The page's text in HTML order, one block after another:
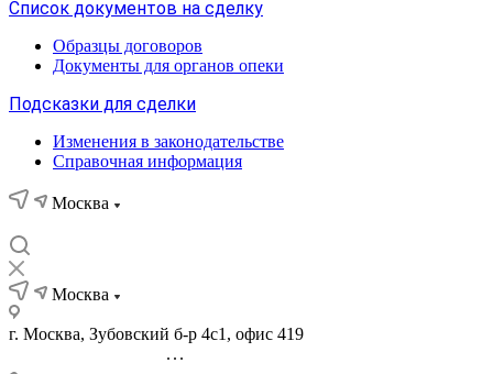
Список документов на сделку
Образцы договоров
Документы для органов опеки
Подсказки для сделки
Изменения в законодательстве
Справочная информация
Москва
Москва
г. Москва, Зубовский б-р 4с1, офис 419
...